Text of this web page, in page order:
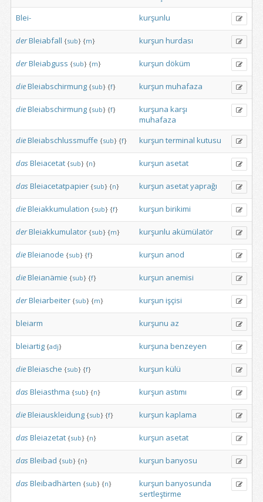
Blei-
kurşunlu
derBleiabfall {sub} {m} kurşun hurdası
derBleiabguss {sub} {m} kurşun döküm
dieBleiabschirmung {sub} {f} kurşun muhafaza
dieBleiabschirmung {sub} {f} kurşuna karşı
muhafaza
dieBleiabschlussmuffe {sub} {f} kurşun terminal kutusu
dasBleiacetat {sub} {n} kurşun asetat
dasBleiacetatpapier {sub} {n} kurşun asetatyaprağı
dieBleiakkumulation {sub} {f} kurşun birikimi
derBleiakkumulator {sub} {m} kurşunlu akümülatör
dieBleianode {sub} {f} kurşun anod
dieBleianämie {sub} {f} kurşun anemisi
derBleiarbeiter {sub} {m} kurşun işçisi
bleiarm kurşunu az
bleiartig {adj} kurşuna benzeyen
dieBleiasche {sub} {f} kurşun külü
dasBleiasthma {sub} {n} kurşun astımı
dieBleiauskleidung {sub} {f} kurşun kaplama
dasBleiazetat {sub} {n} kurşun asetat
dasBleibad {sub} {n} kurşun banyosu
dasBleibadhärten {sub} {n} kurşun banyosunda
sertleştirme